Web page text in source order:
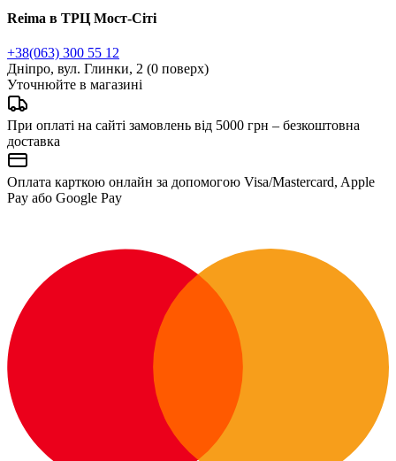
Reima в ТРЦ Мост-Сіті
+38(063) 300 55 12
Дніпро, вул. Глинки, 2 (0 поверх)
Уточнюйте в магазині
При оплаті на сайті замовлень від 5000 грн – безкоштовна
доставка
Оплата карткою онлайн за допомогою Visa/Mastercard, Apple
Pay або Google Pay